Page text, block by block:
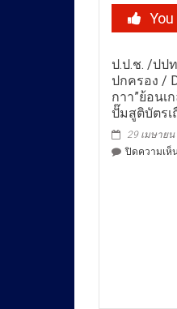
ป.ป.ช. /ปป
ปกครอง /
กาา”ย้อนเ
ปั๊มสูติบัตร
ปิดความเห็น